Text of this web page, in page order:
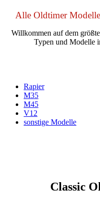
Alle Oldtimer
Willkommen auf dem
Typen und Modelle
Rapier
M35
M45
V12
sonstige Modelle
Classic